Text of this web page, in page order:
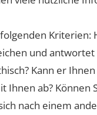
Kriterien:
und
Kann er
ab?
nach einem